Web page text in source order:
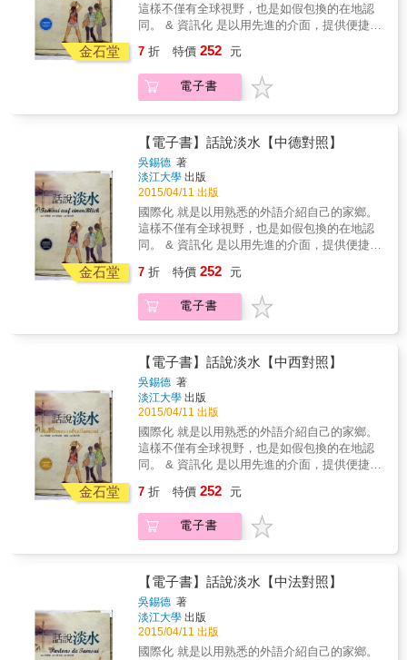
金石堂
這樣不僅有全球視野，也是如假包換的在地認
同。 & 資訊化 是以用先進的介面，提供便捷、
際化與資訊化，厚實自身的實力， 就是提高就
業力，邁向高峰！ & 本書具備「三化」外，為
讓口譯變成是輕鬆快樂的學習， 特別以觀光導
書皆可成為一位親切口譯員。
7 折 特價 252 元
電子書
金石堂
【電子書】話說淡水【中德對照】
吳錫德 著
淡江大學 出版
2015/04/11 出版
國際化 就是以用熟悉的外語介紹自己的家鄉。
這樣不僅有全球視野，也是如假包換的在地認
同。 & 資訊化 是以用先進的介面，提供便捷、
際化與資訊化，厚實自身的實力， 就是提高就
業力，邁向高峰！ & 本書具備「三化」外，為
讓口譯變成是輕鬆快樂的學習， 特別以觀光導
書皆可成為一位親切口譯員。
7 折 特價 252 元
電子書
金石堂
【電子書】話說淡水【中西對照】
吳錫德 著
淡江大學 出版
2015/04/11 出版
國際化 就是以用熟悉的外語介紹自己的家鄉。
這樣不僅有全球視野，也是如假包換的在地認
同。 & 資訊化 是以用先進的介面，提供便捷、
際化與資訊化，厚實自身的實力， 就是提高就
業力，邁向高峰！ & 本書具備「三化」外，為
讓口譯變成是輕鬆快樂的學習， 特別以觀光導
書皆可成為一位親切口譯員。
7 折 特價 252 元
電子書
【電子書】話說淡水【中法對照】
吳錫德 著
淡江大學 出版
2015/04/11 出版
國際化 就是以用熟悉的外語介紹自己的家鄉。